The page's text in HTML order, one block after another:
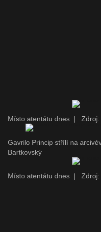
Místo atentátu dnes | Zdroj:
Gavrilo Princip střílí na
Bartkovský
Místo atentátu dnes | Zdroj: